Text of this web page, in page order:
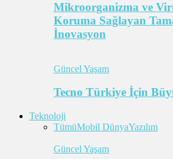
Mikroorganizma ve
Koruma Sağlayan
İnovasyon
Güncel Yaşam
Tecno Türkiye İçin
Teknoloji
TümüMobil DünyaYazılım
Güncel Yaşam